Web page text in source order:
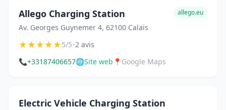
Allego Charging Station
Av. Georges Guynemer 4, 62100 Calais
allego.eu
★★★★★5/5•2 avis
📞+33187406657🌐Site web 📍 Google Maps
Electric Vehicle Charging Station